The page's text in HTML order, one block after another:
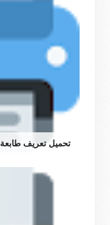
تحميل تعريف طابعة HP Deskjet 2035